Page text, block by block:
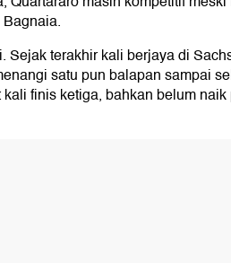
Sejak terakhir kali berjaya di
satu pun balapan sampai
finis ketiga, bahkan belum